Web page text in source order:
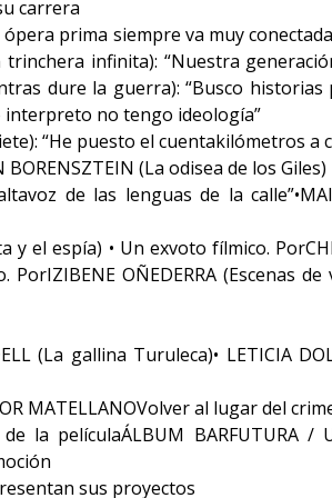
carrera
ópera prima siempre va muy
trinchera infinita): “Nuestra
dure la guerra): “Busco historias
interpreto no tengo ideología”
“He puesto el cuentakilómetros a
BORENSZTEIN (La odisea de los Giles)
de las lenguas de la
y el espía) • Un exvoto fílmico.
OÑEDERRA (Escenas de
(La gallina Turuleca)• LETICIA
MATELLANOVolver al lugar del
la películaÁLBUM BARFUTURA /
sus proyectos